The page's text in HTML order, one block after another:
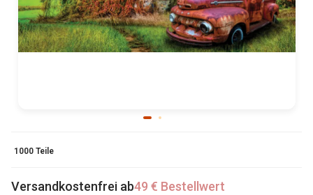
1000 Teile
Versandkostenfrei ab49 € Bestellwert